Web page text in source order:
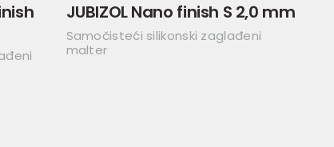
JUBIZOL Nano finish S 2,0 mm
Samočisteći silikonski zaglađeni
malter